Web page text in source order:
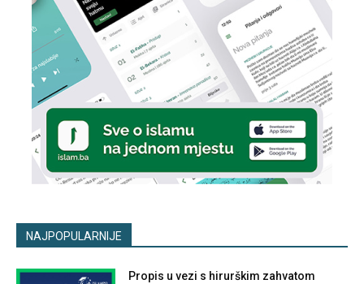
NAJPOPULARNIJE
Propis u vezi s hirurškim zahvatom